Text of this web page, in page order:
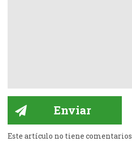
Este artículo no tiene comentarios